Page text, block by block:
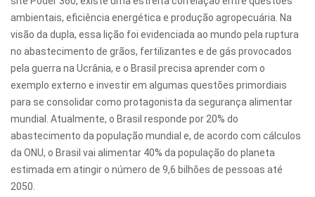
ambientais, eficiência energética e produção agropecuária. Na
visão da dupla, essa lição foi evidenciada ao mundo pela ruptura
no abastecimento de grãos, fertilizantes e de gás provocados
pela guerra na Ucrânia, e o Brasil precisa aprender com o
exemplo externo e investir em algumas questões primordiais
para se consolidar como protagonista da segurança alimentar
mundial. Atualmente, o Brasil responde por 20% do
abastecimento da população mundial e, de acordo com cálculos
da ONU, o Brasil vai alimentar 40% da população do planeta
estimada em atingir o número de 9,6 bilhões de pessoas até
2050.